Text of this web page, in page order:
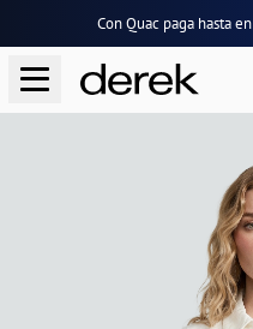
Con Quac paga hasta en